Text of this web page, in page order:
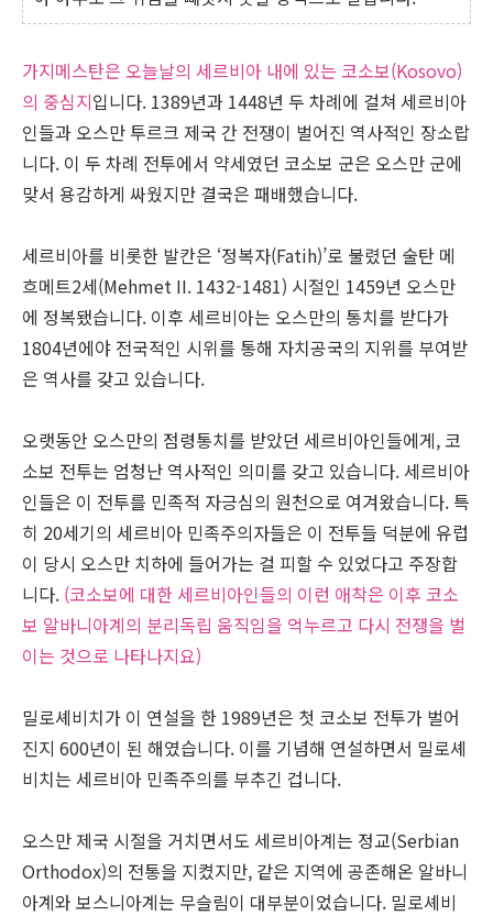
가지메스탄은 오늘날의 세르비아 내에 있는 코소보(Kosovo)
의 중심지입니다. 1389년과 1448년 두 차례에 걸쳐 세르비아
인들과 오스만 투르크 제국 간 전쟁이 벌어진 역사적인 장소랍
니다. 이 두 차례 전투에서 약세였던 코소보 군은 오스만 군에
맞서 용감하게 싸웠지만 결국은 패배했습니다.
세르비아를 비롯한 발칸은 ‘정복자(Fatih)’로 불렸던 술탄 메
흐메트2세(Mehmet II. 1432-1481) 시절인 1459년 오스만
에 정복됐습니다. 이후 세르비아는 오스만의 통치를 받다가
1804년에야 전국적인 시위를 통해 자치공국의 지위를 부여받
은 역사를 갖고 있습니다.
오랫동안 오스만의 점령통치를 받았던 세르비아인들에게, 코
소보 전투는 엄청난 역사적인 의미를 갖고 있습니다. 세르비아
인들은 이 전투를 민족적 자긍심의 원천으로 여겨왔습니다. 특
히 20세기의 세르비아 민족주의자들은 이 전투들 덕분에 유럽
이 당시 오스만 치하에 들어가는 걸 피할 수 있었다고 주장합
니다. (코소보에 대한 세르비아인들의 이런 애착은 이후 코소
보 알바니아계의 분리독립 움직임을 억누르고 다시 전쟁을 벌
이는 것으로 나타나지요)
밀로셰비치가 이 연설을 한 1989년은 첫 코소보 전투가 벌어
진지 600년이 된 해였습니다. 이를 기념해 연설하면서 밀로셰
비치는 세르비아 민족주의를 부추긴 겁니다.
오스만 제국 시절을 거치면서도 세르비아계는 정교(Serbian
Orthodox)의 전통을 지켰지만, 같은 지역에 공존해온 알바니
아계와 보스니아계는 무슬림이 대부분이었습니다. 밀로셰비